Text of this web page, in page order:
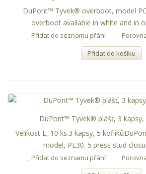
DuPont™ Tyvek® overboot, model
overboot available in white and in
Přidat do seznamu přání
Přidat do košíku
DuPont™ Tyvek® plášť, 3 kapsy,
Velikost L, 10 ks.3 kapsy, 5
model, PL30. 5 press stud
Přidat do seznamu přání